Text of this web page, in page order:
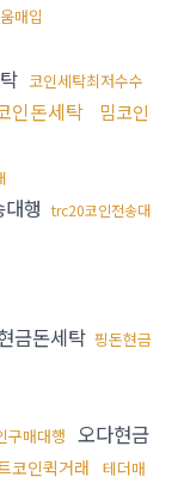
매입
코인세탁최저수수
인돈세탁
밈코인
행 trc20코인전송대
금돈세탁 핑돈현금
구매대행 오다현금
코인퀵거래
테더매